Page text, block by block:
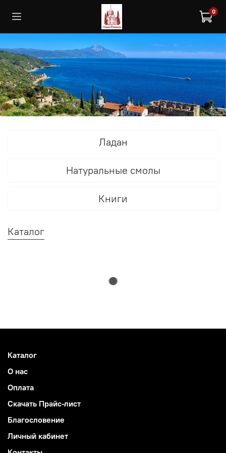
0
Ладан
Натуральные смолы
Книги
Каталог
Каталог
О нас
Оплата
Скачать Прайс-лист
Благословение
Личный кабинет